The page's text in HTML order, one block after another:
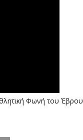
Φωνή του Έβρου